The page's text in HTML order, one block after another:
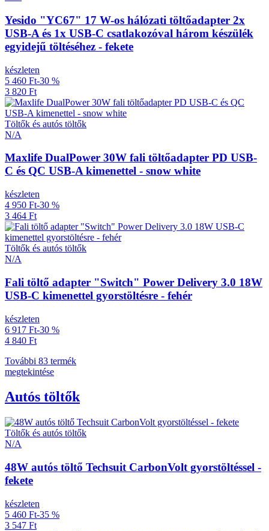
Yesido "YC67" 17 W-os hálózati töltőadapter 2x
USB-A és 1x USB-C csatlakozóval három készülék
egyidejű töltéséhez - fekete
készleten
5 460 Ft-30 %
3 820 Ft
Töltők és autós töltők
N/A
Maxlife DualPower 30W fali töltőadapter PD USB-
C és QC USB-A kimenettel - snow white
készleten
4 950 Ft-30 %
3 464 Ft
Töltők és autós töltők
N/A
Fali töltő adapter "Switch" Power Delivery 3.0 18W
USB-C kimenettel gyorstöltésre - fehér
készleten
6 917 Ft-30 %
4 840 Ft
További 83 termék
megtekintése
Autós töltők
Töltők és autós töltők
N/A
48W autós töltő Techsuit CarbonVolt gyorstöltéssel -
fekete
készleten
5 460 Ft-35 %
3 547 Ft